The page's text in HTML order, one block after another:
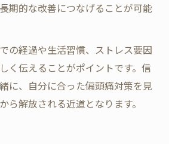
期的な改善につなげることが可能
の経過や生活習慣、ストレス要因
く伝えることがポイントです。信
に、自分に合った偏頭痛対策を見
ら解放される近道となります。